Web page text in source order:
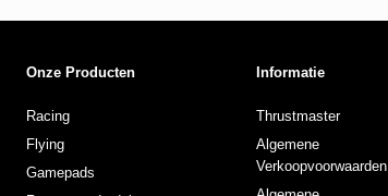
Onze Producten
Racing
Flying
Gamepads
Informatie
Thrustmaster
Algemene
Verkoopvoorwaarden